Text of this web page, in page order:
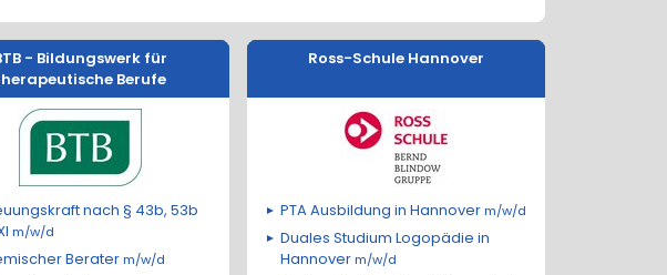
- Bildungswerk für
Berufe
nach § 43b, 53b
m/w/d
Beraterm/w/d
Ross-Schule Hannover
PTA Ausbildung in Hannoverm/w/d
Duales Studium Logopädie in
Hannoverm/w/d